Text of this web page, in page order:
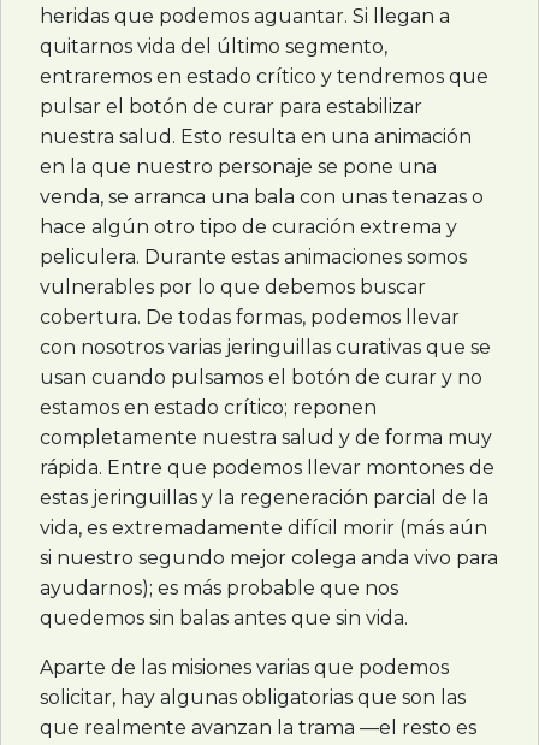
heridas que podemos aguantar. Si llegan a
quitarnos vida del último segmento,
entraremos en estado crítico y tendremos que
pulsar el botón de curar para estabilizar
nuestra salud. Esto resulta en una animación
en la que nuestro personaje se pone una
venda, se arranca una bala con unas tenazas o
hace algún otro tipo de curación extrema y
peliculera. Durante estas animaciones somos
vulnerables por lo que debemos buscar
cobertura. De todas formas, podemos llevar
con nosotros varias jeringuillas curativas que se
usan cuando pulsamos el botón de curar y no
estamos en estado crítico; reponen
completamente nuestra salud y de forma muy
rápida. Entre que podemos llevar montones de
estas jeringuillas y la regeneración parcial de la
vida, es extremadamente difícil morir (más aún
si nuestro segundo mejor colega anda vivo para
ayudarnos); es más probable que nos
quedemos sin balas antes que sin vida.
Aparte de las misiones varias que podemos
solicitar, hay algunas obligatorias que son las
que realmente avanzan la trama —el resto es